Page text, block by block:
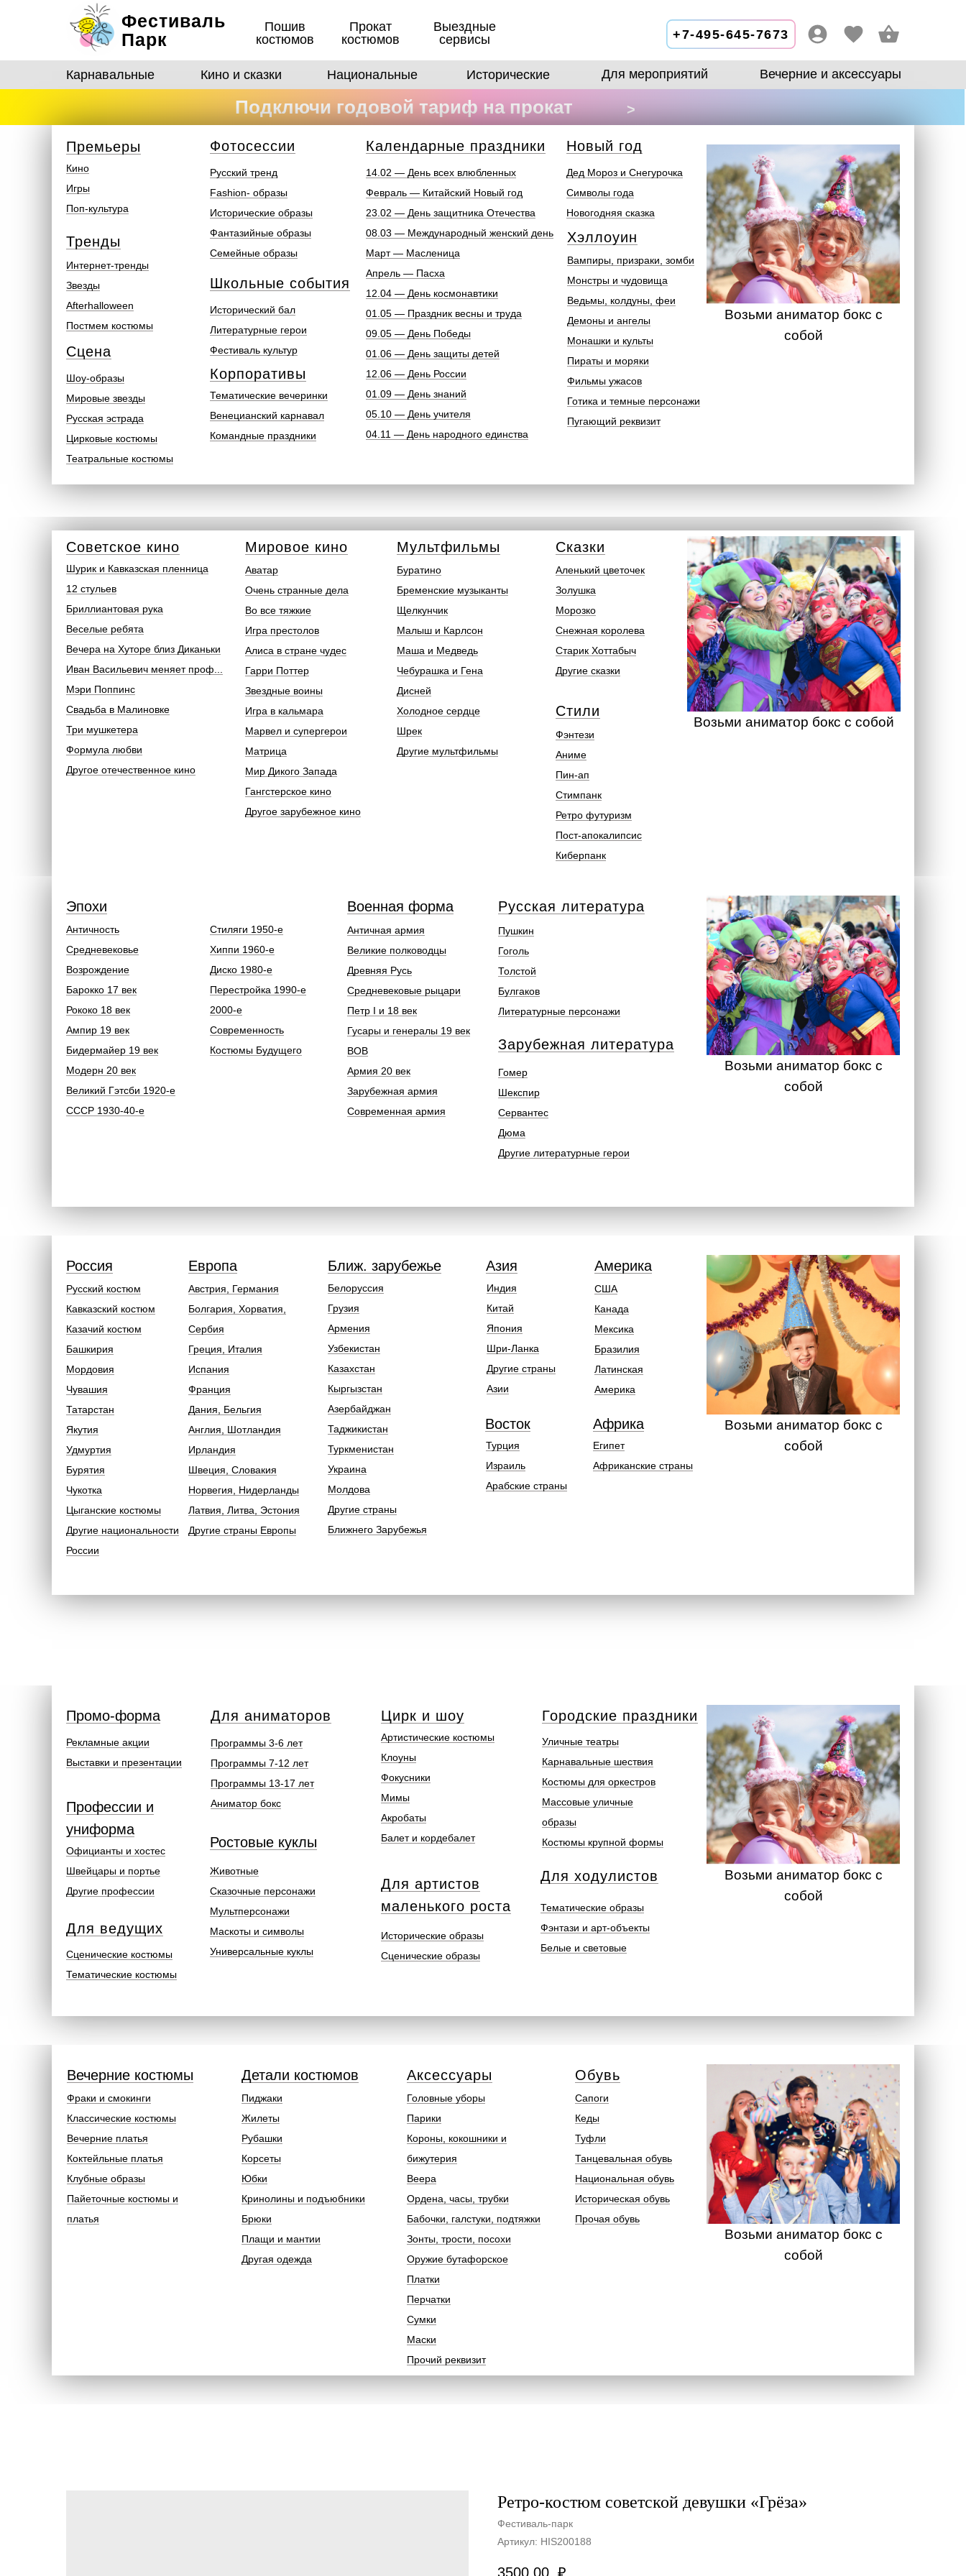
Фестиваль
Парк
Пошив
костюмов
Выездные
сервисы
Прокат
костюмов
+7-495-645-7673
Вечерние и аксессуары
Для мероприятий
Исторические
Национальные
Кино и сказки
Карнавальные
Подключи годовой тариф на прокат
>
Премьеры Фотосеcсии
Хэллоуин
Кино
Игры
Поп-культура
Тренды
Интернет-тренды
Звезды
Afterhalloween
Постмем костюмы
Сцена
Шоу-образы
Мировые звезды
Русская эстрада
Цирковые костюмы
Театральные костюмы
Календарные праздники
Русский тренд
Fashion- образы
Исторические образы
Фантазийные образы
Семейные образы
Школьные события
Исторический бал
Литературные герои
Фестиваль культур
Корпоративы
Тематические вечеринки
Венецианский карнавал
Командные праздники
Вампиры, призраки, зомби
Монстры и чудовища
Ведьмы, колдуны, феи
Демоны и ангелы
Монашки и культы
Пираты и моряки
Фильмы ужасов
Готика и темные персонажи
Пугающий реквизит
14.02 — День всех влюбленных
Февраль — Китайский Новый год
23.02 — День защитника Отечества
08.03 — Международный женский день
Март — Масленица
Апрель — Пасха
12.04 — День космонавтики
01.05 — Праздник весны и труда
09.05 — День Победы
01.06 — День защиты детей
12.06 — День России
01.09 — День знаний
05.10 — День учителя
04.11 — День народного единства
Новый год
Дед Мороз и Снегурочка
Символы года
Новогодняя сказка
Возьми аниматор бокс с
собой
Советское кино
Шурик и Кавказская пленница
12 стульев
Бриллиантовая рука
Веселые ребята
Вечера на Хуторе близ Диканьки
Иван Васильевич меняет проф...
Мэри Поппинс
Свадьба в Малиновке
Три мушкетера
Формула любви
Другое отечественное кино
Мировое кино
Аватар
Очень странные дела
Во все тяжкие
Игра престолов
Алиса в стране чудес
Гарри Поттер
Звездные воины
Игра в кальмара
Марвел и супергерои
Матрица
Мир Дикого Запада
Гангстерское кино
Другое зарубежное кино
Мультфильмы
Буратино
Бременские музыканты
Щелкунчик
Малыш и Карлсон
Маша и Медведь
Чебурашка и Гена
Дисней
Холодное сердце
Шрек
Другие мультфильмы
Сказки
Аленький цветочек
Золушка
Морозко
Снежная королева
Старик Хоттабыч
Другие сказки
Стили
Фэнтези
Аниме
Пин-ап
Стимпанк
Ретро футуризм
Пост-апокалипсис
Киберпанк
Возьми аниматор бокс с собой
Античность
Средневековье
Возрождение
Барокко 17 век
Рококо 18 век
Ампир 19 век
Бидермайер 19 век
Модерн 20 век
Великий Гэтсби 1920-е
СССР 1930-40-е
Стиляги 1950-е
Хиппи 1960-е
Диско 1980-е
Перестройка 1990-е
2000-е
Современность
Костюмы Будущего
Эпохи
Античная армия
Великие полководцы
Древняя Русь
Средневековые рыцари
Петр I и 18 век
Гусары и генералы 19 век
ВОВ
Армия 20 век
Зарубежная армия
Современная армия
Военная форма Русская литература
Пушкин
Гоголь
Толстой
Булгаков
Литературные персонажи
Зарубежная литература
Гомер
Шекспир
Сервантес
Дюма
Другие литературные герои
Возьми аниматор бокс с
собой
Белоруссия
Грузия
Армения
Узбекистан
Казахстан
Кыргызстан
Азербайджан
Таджикистан
Туркменистан
Украина
Молдова
Другие страны
Ближнего Зарубежья
Ближ. зарубежье
Египет
Африканские страны
Африка
США
Канада
Мексика
Бразилия
Латинская
Америка
Америка
Австрия, Германия
Болгария, Хорватия,
Сербия
Греция, Италия
Испания
Франция
Дания, Бельгия
Англия, Шотландия
Ирландия
Швеция, Словакия
Норвегия, Нидерланды
Латвия, Литва, Эстония
Другие страны Европы
Европа
Русский костюм
Кавказский костюм
Казачий костюм
Башкирия
Мордовия
Чувашия
Татарстан
Якутия
Удмуртия
Бурятия
Чукотка
Цыганские костюмы
Другие национальности
России
Россия
Индия
Китай
Япония
Шри-Ланка
Другие страны
Азии
Азия
Восток
Турция
Израиль
Арабские страны
Возьми аниматор бокс с
собой
Рекламные акции
Выставки и презентации
Официанты и хостес
Швейцары и портье
Другие профессии
Промо-форма
Профессии и
униформа
Программы 3-6 лет
Программы 7-12 лет
Программы 13-17 лет
Аниматор бокс
Уличные театры
Карнавальные шествия
Костюмы для оркестров
Массовые уличные
образы
Костюмы крупной формы
Ростовые куклы
Животные
Сказочные персонажи
Мультперсонажи
Маскоты и символы
Универсальные куклы
Городские праздники
Тематические образы
Фэнтази и арт-объекты
Белые и световые
Для ходулистов
Исторические образы
Сценические образы
Для артистов
маленького роста
Для аниматоров
Сценические костюмы
Тематические костюмы
Для ведущих
Артистические костюмы
Клоуны
Фокусники
Мимы
Акробаты
Балет и кордебалет
Цирк и шоу
Возьми аниматор бокс с
собой
Фраки и смокинги
Классические костюмы
Вечерние платья
Коктейльные платья
Клубные образы
Пайеточные костюмы и
платья
Пиджаки
Жилеты
Рубашки
Корсеты
Юбки
Кринолины и подъюбники
Брюки
Плащи и мантии
Другая одежда
Вечерние костюмы Детали костюмов Аксессуары
Головные уборы
Парики
Короны, кокошники и
бижутерия
Веера
Ордена, часы, трубки
Бабочки, галстуки, подтяжки
Зонты, трости, посохи
Оружие бутафорское
Платки
Перчатки
Сумки
Маски
Прочий реквизит
Обувь
Сапоги
Кеды
Туфли
Танцевальная обувь
Национальная обувь
Историческая обувь
Прочая обувь
Возьми аниматор бокс с
собой
Ретро-костюм советской девушки «Грёза»
Фестиваль-парк
Артикул: HIS200188
3500,00 ₽